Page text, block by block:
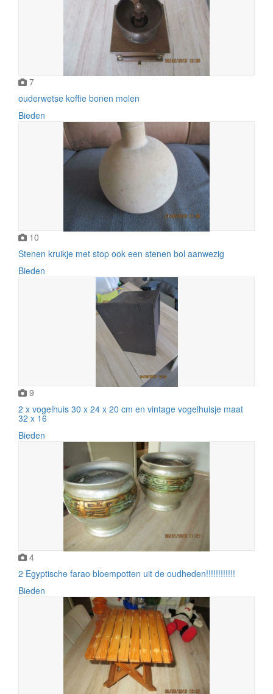
7
ouderwetse koffie bonen molen
Bieden
10
Stenen kruikje met stop ook een stenen bol aanwezig
Bieden
9
2 x vogelhuis 30 x 24 x 20 cm en vintage vogelhuisje maat
32 x 16
Bieden
4
2 Egyptische farao bloempotten uit de oudheden!!!!!!!!!!!!
Bieden